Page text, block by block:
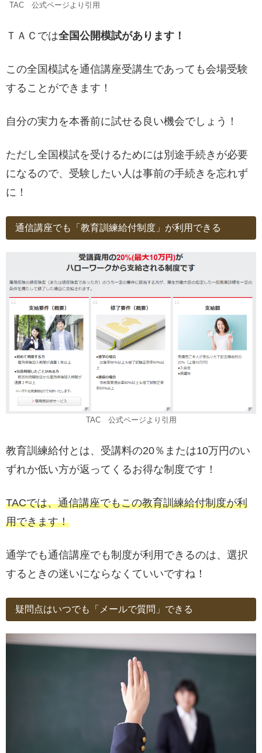
TAC 公式ページより引用
ＴＡＣでは全国公開模試があります！
この全国模試を通信講座受講生であっても会場受験
することができます！
自分の実力を本番前に試せる良い機会でしょう！
ただし全国模試を受けるためには別途手続きが必要
になるので、受験したい人は事前の手続きを忘れず
に！
通信講座でも「教育訓練給付制度」が利用できる
TAC 公式ページより引用
教育訓練給付とは、受講料の20％または10万円のい
ずれか低い方が返ってくるお得な制度です！
TACでは、通信講座でもこの教育訓練給付制度が利
用できます！
通学でも通信講座でも制度が利用できるのは、選択
するときの迷いにならなくていいですね！
疑問点はいつでも「メールで質問」できる